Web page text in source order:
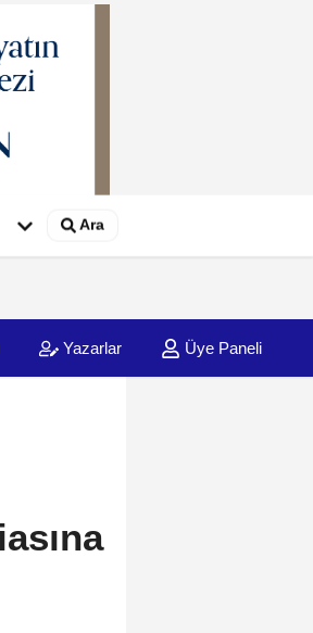
Ara
Yazarlar Üye Paneli